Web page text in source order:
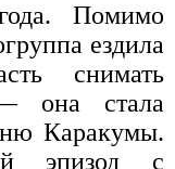
Помимо
ездила
снимать
она стала
Каракумы.
эпизод с